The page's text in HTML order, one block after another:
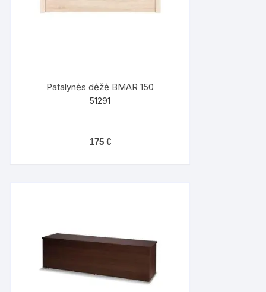
Patalynės dėžė BMAR 150
51291
175 €